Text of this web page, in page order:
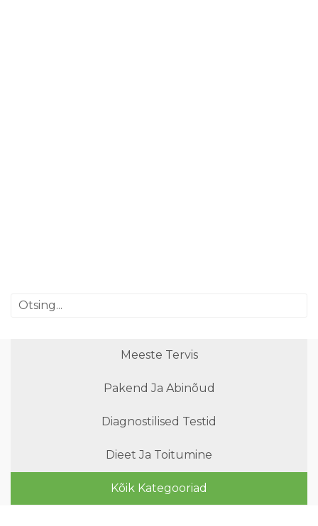
Meeste Tervis
Pakend Ja Abinõud
Diagnostilised Testid
Dieet Ja Toitumine
Kõik Kategooriad